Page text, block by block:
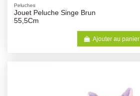
Peluches
Jouet Peluche Singe Brun
55,5Cm
Ajouter au panier